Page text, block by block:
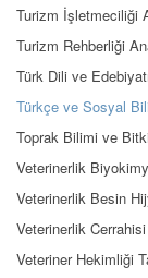
Turizm İşletmeciliği
Turizm Rehberliği
Türk Dili ve
Türkçe ve Sosyal
Toprak Bilimi ve
Veterinerlik
Veterinerlik Besin
Veterinerlik
Veteriner Hekimliği